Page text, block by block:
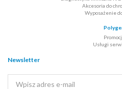
Akcesoria do
Wyposażenie
Usługi
Newsletter